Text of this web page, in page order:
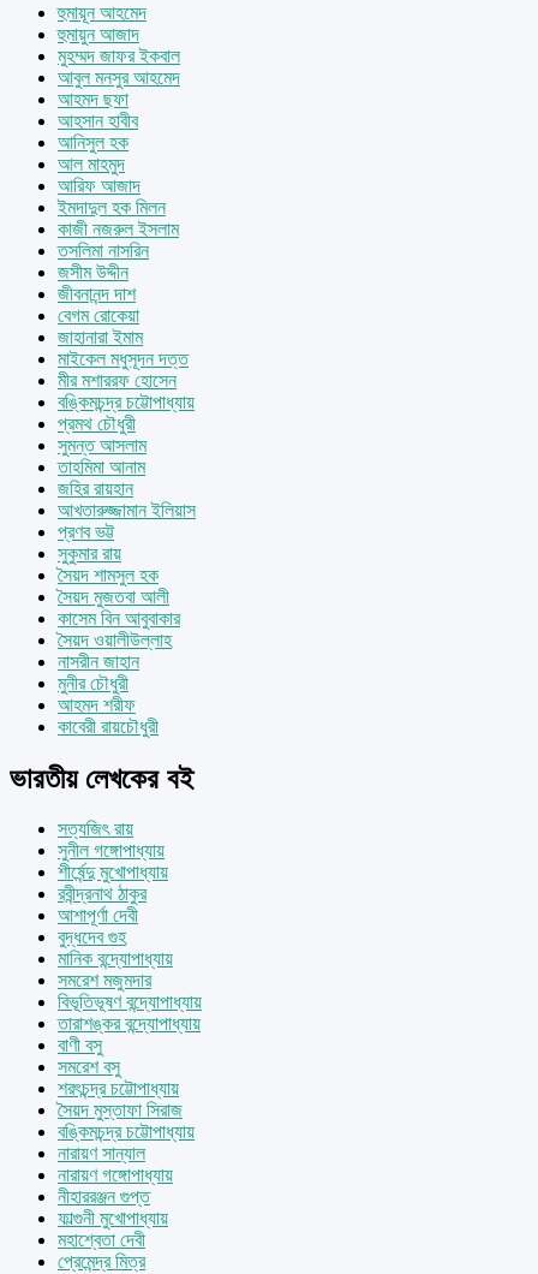
হুমায়ূন আহমেদ
হুমায়ুন আজাদ
মুহম্মদ জাফর ইকবাল
আবুল মনসুর আহমেদ
আহমদ ছফা
আহসান হাবীব
আনিসুল হক
আল মাহমুদ
আরিফ আজাদ
ইমদাদুল হক মিলন
কাজী নজরুল ইসলাম
তসলিমা নাসরিন
জসীম উদ্দীন
জীবনানন্দ দাশ
বেগম রোকেয়া
জাহানারা ইমাম
মাইকেল মধুসূদন দত্ত
মীর মশাররফ হোসেন
বঙ্কিমচন্দ্র চট্টোপাধ্যায়
প্রমথ চৌধুরী
সুমন্ত আসলাম
তাহমিমা আনাম
জহির রায়হান
আখতারুজ্জামান ইলিয়াস
প্রণব ভট্ট
সুকুমার রায়
সৈয়দ শামসুল হক
সৈয়দ মুজতবা আলী
কাসেম বিন আবুবাকার
সৈয়দ ওয়ালীউল্লাহ
নাসরীন জাহান
মুনীর চৌধুরী
আহমদ শরীফ
কাবেরী রায়চৌধুরী
ভারতীয় লেখকের বই
সত্যজিৎ রায়
সুনীল গঙ্গোপাধ্যায়
শীর্ষেন্দু মুখোপাধ্যায়
রবীন্দ্রনাথ ঠাকুর
আশাপূর্ণা দেবী
বুদ্ধদেব গুহ
মানিক বন্দ্যোপাধ্যায়
সমরেশ মজুমদার
বিভূতিভূষণ বন্দ্যোপাধ্যায়
তারাশঙ্কর বন্দ্যোপাধ্যায়
বাণী বসু
সমরেশ বসু
শরৎচন্দ্র চট্টোপাধ্যায়
সৈয়দ মুস্তাফা সিরাজ
বঙ্কিমচন্দ্র চট্টোপাধ্যায়
নারায়ণ সান্যাল
নারায়ণ গঙ্গোপাধ্যায়
নীহাররঞ্জন গুপ্ত
ফাল্গুনী মুখোপাধ্যায়
মহাশ্বেতা দেবী
প্রেমেন্দ্র মিত্র